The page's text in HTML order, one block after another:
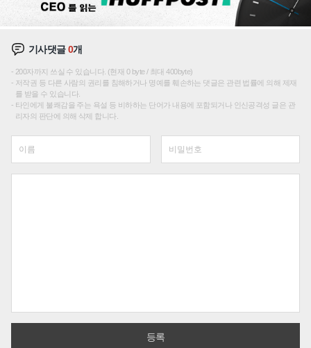
기사댓글0개
200자까지 쓰실 수 있습니다. (현재 0 byte / 최대 400byte)
저작권 등 다른 사람의 권리를 침해하거나 명예를 훼손하는 댓글은 관련 법률에 의해 제재
를 받을 수 있습니다.
타인에게 불쾌감을 주는 욕설 등 비하하는 단어가 내용에 포함되거나 인신공격성 글은 관
리자의 판단에 의해 삭제 합니다.